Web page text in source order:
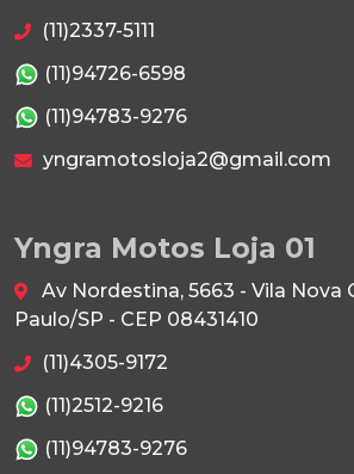
(11)2337-5111
(11)94726-6598
(11)94783-9276
yngramotosloja2@gmail.com
Yngra Motos Loja 01
Av Nordestina, 5663 - Vila Nova
Paulo/SP - CEP 08431410
(11)4305-9172
(11)2512-9216
(11)94783-9276